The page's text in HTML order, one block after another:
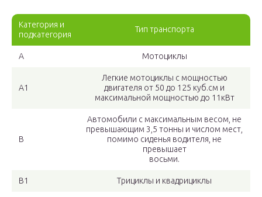
Категория и
подкатегория
Тип транспорта
А Мотоциклы
A1
Легкие мотоциклы с мощностью
двигателя от 50 до 125 куб.см и
максимальной мощностью до 11кВт
B
Автомобили с максимальным весом, не
превышающим 3,5 тонны и числом мест,
помимо сиденья водителя, не
превышает
восьми.
B1 Трициклы и квадрициклы